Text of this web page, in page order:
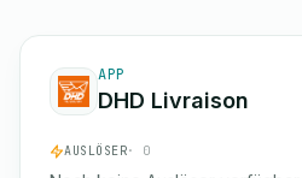
APP
DHD Livraison
AUSLÖSER· 0